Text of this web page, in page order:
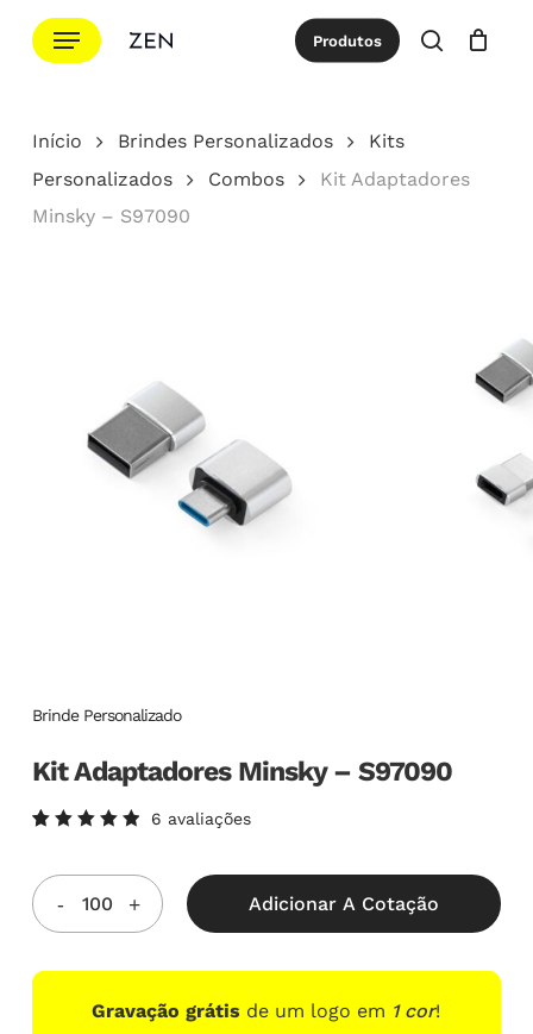
para
principal
Menu Produtos
procurar
Cotação Close
Início Brindes Personalizados
Kits
Personalizados
Combos
Kit Adaptadores
Minsky – S97090
Brinde Personalizado
Kit Adaptadores Minsky – S97090
5.00de
5, com
baseado
em
clientes
6 avaliações
Adicionar A Cotação
Gravação grátis de um logo em 1 cor!